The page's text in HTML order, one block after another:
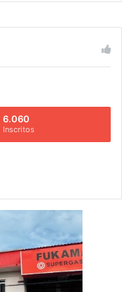
6.060
Inscritos